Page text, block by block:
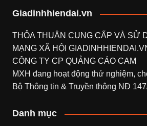
Giadinhhiendai.vn
THỎA THUẬN CUNG CẤP VÀ SỬ
MẠNG XÃ HỘI
CÔNG TY CP QUẢNG CÁO CAM
MXH đang hoạt động thử nghiệm,
Bộ Thông tin & Truyền thông NĐ
Danh mục